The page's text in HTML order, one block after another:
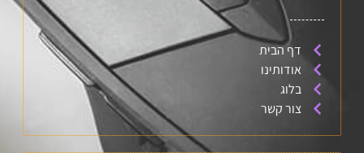
דף הבית
אודותינו
בלוג
צור קשר